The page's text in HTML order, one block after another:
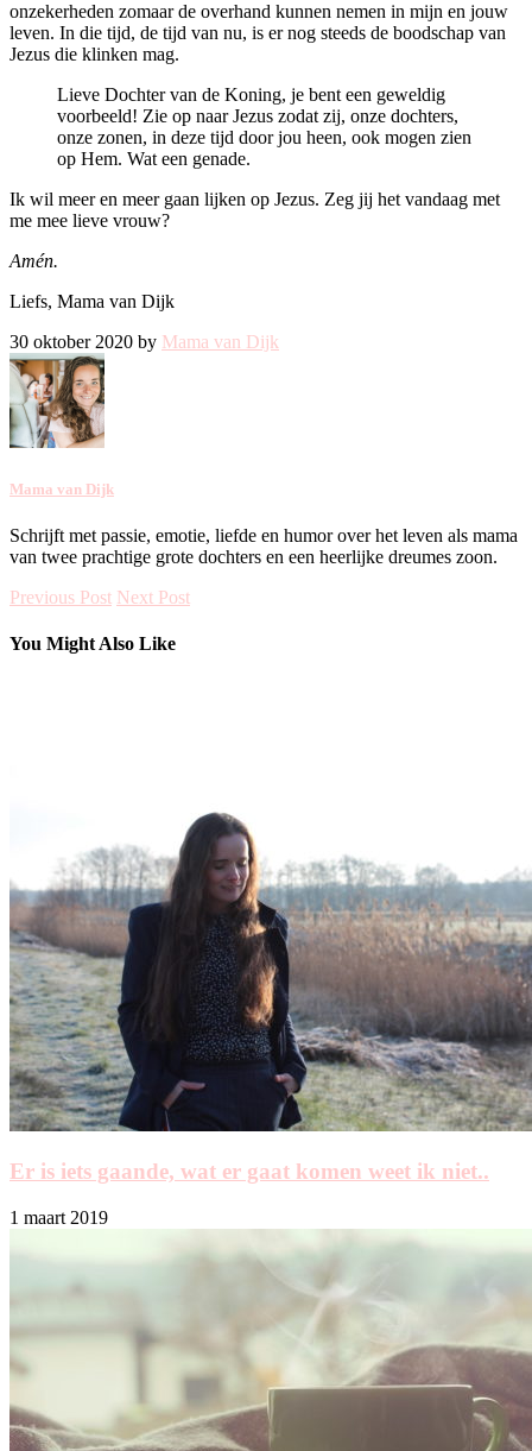
onzekerheden zomaar de overhand kunnen nemen in mijn en jouw
leven. In die tijd, de tijd van nu, is er nog steeds de boodschap van
Jezus die klinken mag.
Lieve Dochter van de Koning, je bent een geweldig
voorbeeld! Zie op naar Jezus zodat zij, onze dochters,
onze zonen, in deze tijd door jou heen, ook mogen zien
op Hem. Wat een genade.
Ik wil meer en meer gaan lijken op Jezus. Zeg jij het vandaag met
me mee lieve vrouw?
Amén.
Liefs, Mama van Dijk
30 oktober 2020 by Mama van Dijk
Mama van Dijk
Schrijft met passie, emotie, liefde en humor over het leven als mama
van twee prachtige grote dochters en een heerlijke dreumes zoon.
Previous Post Next Post
You Might Also Like
Er is iets gaande, wat er gaat komen weet ik niet..
1 maart 2019